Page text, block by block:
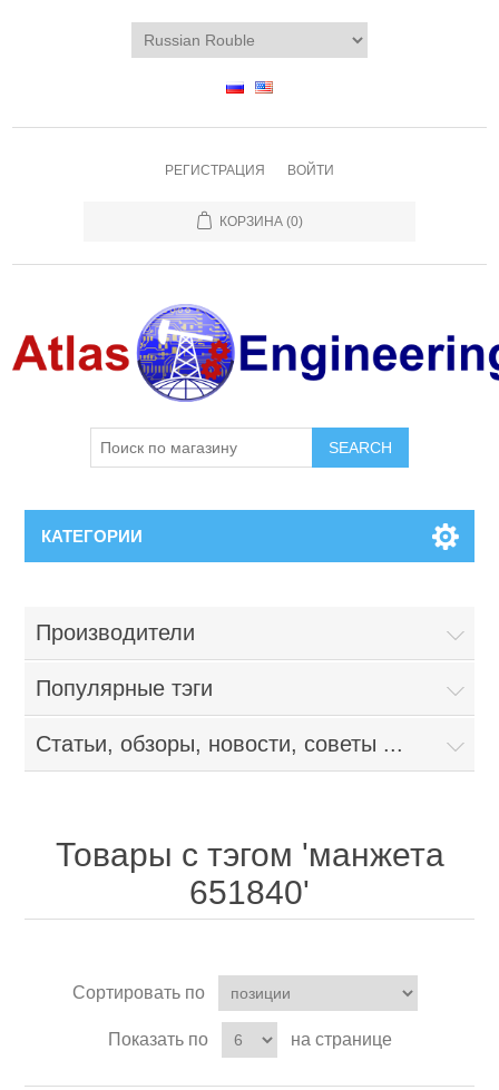
РЕГИСТРАЦИЯ ВОЙТИ
КОРЗИНА (0)
КАТЕГОРИИ
Производители
Популярные тэги
Статьи, обзоры, новости, советы ...
Товары с тэгом 'манжета
651840'
Сортировать по
Показать по на странице